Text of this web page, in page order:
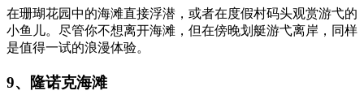
在珊瑚花园中的海滩直接浮潜，或者在度假村码头观赏游弋的
小鱼儿。尽管你不想离开海滩，但在傍晚划艇游弋离岸，同样
是值得一试的浪漫体验。
9、隆诺克海滩